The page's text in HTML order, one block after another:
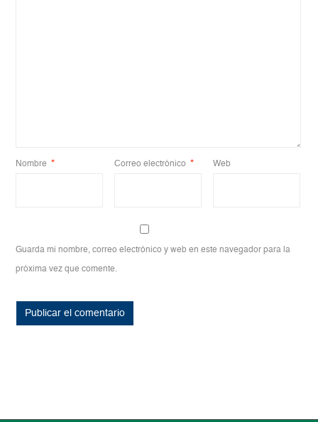
Nombre * Correo electrónico * Web
Guarda mi nombre, correo electrónico y web en este navegador para la
próxima vez que comente.